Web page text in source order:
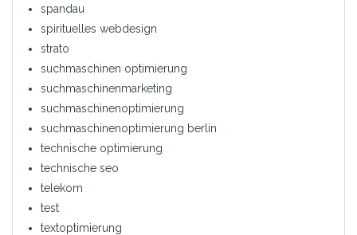
spandau
spirituelles webdesign
strato
suchmaschinen optimierung
suchmaschinenmarketing
suchmaschinenoptimierung
suchmaschinenoptimierung berlin
technische optimierung
technische seo
telekom
test
textoptimierung